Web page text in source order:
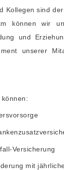
Kollegen sind
können wir
und
unserer
Versicherung
mit